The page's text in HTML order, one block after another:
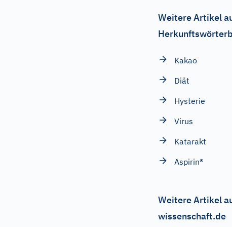
Weitere Artikel
Kakao
Diät
Hysterie
Virus
Katarakt
Aspirin®
Weitere Artikel
wissenschaft.de